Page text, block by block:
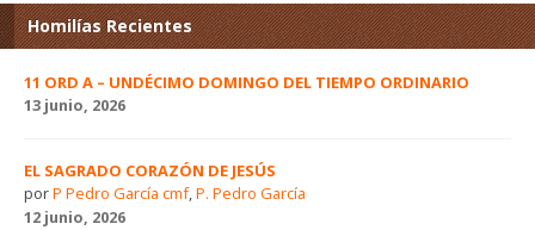
Homilías Recientes
11 ORD A – UNDÉCIMO DOMINGO DEL TIEMPO ORDINARIO
13 junio, 2026
EL SAGRADO CORAZÓN DE JESÚS
porP Pedro García cmf,P. Pedro García
12 junio, 2026